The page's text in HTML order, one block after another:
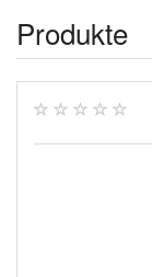
Produkte